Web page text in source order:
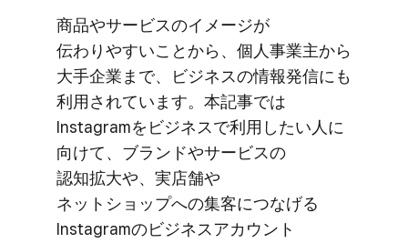
商品や​サービスの​イメージが​
伝わりやすい​ことから、​個人事業主から​
大手企業まで、​ビジネスの​情報発信にも​
利用されています。​本記事では​
Instagramを​ビジネスで​利用したい​人に​
向けて、​ブランドや​サービスの​
認知拡大や、​実店舗や​
ネットショップへの​集客に​つなげる​
Instagramの​ビジネスアカウント​